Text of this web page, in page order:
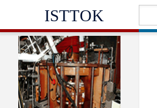
ISTTOK